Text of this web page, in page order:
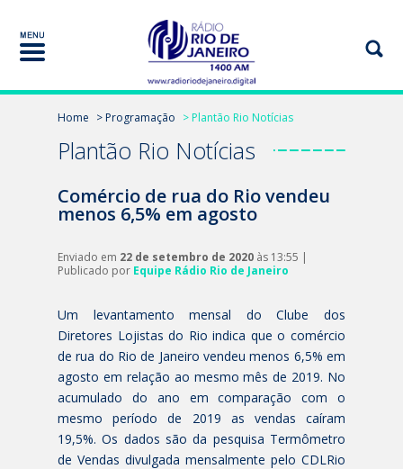
Home > Programação > Plantão Rio Notícias
Plantão Rio Notícias
Comércio de rua do Rio vendeu
menos 6,5% em agosto
Enviado em 22 de setembro de 2020 às 13:55 |
Publicado por Equipe Rádio Rio de Janeiro
Um levantamento mensal do Clube dos
Diretores Lojistas do Rio indica que o comércio
de rua do Rio de Janeiro vendeu menos 6,5% em
agosto em relação ao mesmo mês de 2019. No
acumulado do ano em comparação com o
mesmo período de 2019 as vendas caíram
19,5%. Os dados são da pesquisa Termômetro
de Vendas divulgada mensalmente pelo CDLRio